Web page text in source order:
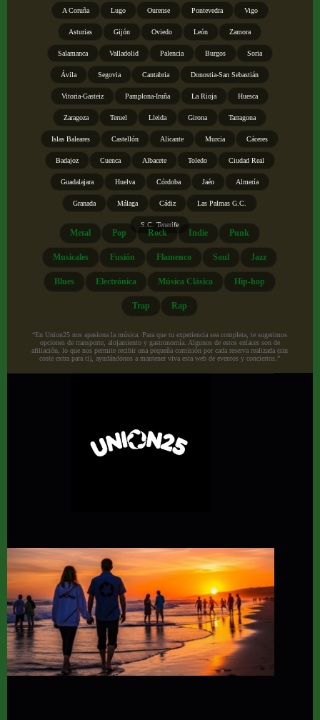
A Coruña Lugo Ourense Pontevedra Vigo
Asturias Gijón Oviedo León Zamora
Salamanca Valladolid Palencia Burgos Soria
Ávila Segovia Cantabria Donostia-San Sebastián
Vitoria-Gasteiz Pamplona-Iruña La Rioja Huesca
Zaragoza Teruel Lleida Girona Tarragona
Islas Baleares Castellón Alicante Murcia Cáceres
Badajoz Cuenca Albacete Toledo Ciudad Real
Guadalajara Huelva Córdoba Jaén Almería
Granada Málaga Cádiz Las Palmas G.C.
S.C. Tenerife
Metal Pop Rock Indie Punk
Musicales Fusión Flamenco Soul Jazz
Blues Electrónica Música Clásica Hip-hop
Trap Rap
“En Union25 nos apasiona la música. Para que tu experiencia sea completa, te sugerimos
opciones de transporte, alojamiento y gastronomía. Algunos de estos enlaces son de
afiliación, lo que nos permite recibir una pequeña comisión por cada reserva realizada (sin
coste extra para ti), ayudándonos a mantener viva esta web de eventos y conciertos.”